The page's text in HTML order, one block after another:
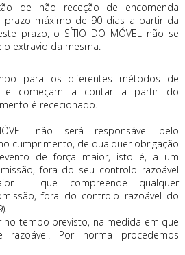
de não receção de encomenda
prazo máximo de 90 dias a partir da
prazo, o SÍTIO DO MÓVEL não se
extravio da mesma.
para os diferentes métodos de
e começam a contar a partir do
é rececionado.
não será responsável pelo
cumprimento, de qualquer obrigação
de força maior, isto é, a um
fora do seu controlo razoável
- que compreende qualquer
fora do controlo razoável do
no tempo previsto, na medida em que
razoável. Por norma procedemos